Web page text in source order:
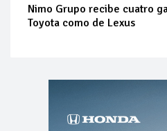
Nimo Grupo recibe cuatro
Toyota como de Lexus